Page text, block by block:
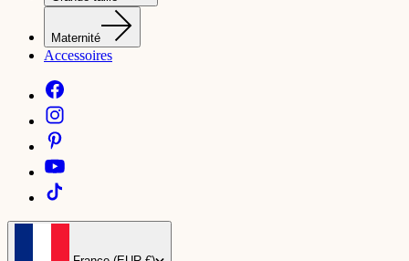
Maternité
Accessoires